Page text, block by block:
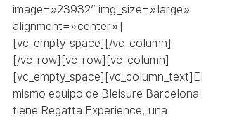
image=»23932″ img_size=»large»
alignment=»center»]
[vc_empty_space][/vc_column]
[/vc_row][vc_row][vc_column]
[vc_empty_space][vc_column_text]El
mismo equipo de Bleisure Barcelona
tiene Regatta Experience, una